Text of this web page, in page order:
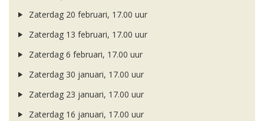
Zaterdag 20 februari, 17.00 uur
Zaterdag 13 februari, 17.00 uur
Zaterdag 6 februari, 17.00 uur
Zaterdag 30 januari, 17.00 uur
Zaterdag 23 januari, 17.00 uur
Zaterdag 16 januari, 17.00 uur